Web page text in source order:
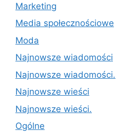
Marketing
Media społecznościowe
Moda
Najnowsze wiadomości
Najnowsze wiadomości.
Najnowsze wieści
Najnowsze wieści.
Ogólne